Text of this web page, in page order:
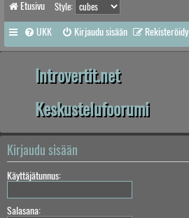
Etusivu Style:
UKK Kirjaudu sisään Rekisteröidy
Introvertit.net
Keskustelufoorumi
Kirjaudu sisään
Käyttäjätunnus:
Salasana: